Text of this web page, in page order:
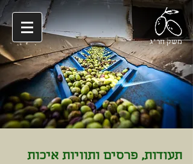
משק חר"ג
תעודות, פרסים ותוויות איכות